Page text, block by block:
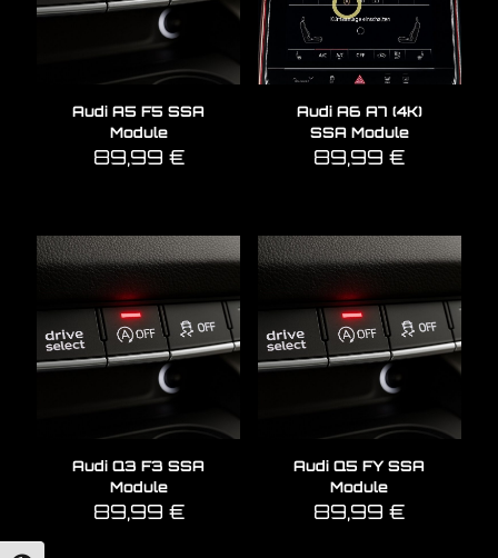
Audi A5 F5 SSA
Module
89,99 €
Audi A6 A7 (4K)
SSA Module
89,99€
Audi Q3 F3 SSA
Module
89,99 €
Audi Q5 FY SSA
Module
89,99€